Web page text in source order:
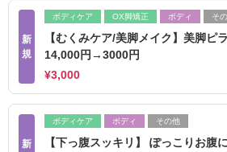
新
規
ボディケア OX脚矯正 ボディ そ
【むくみケア/美脚メイク】美脚ピ
14,000円→3000円
¥3,000
新
ボディケア ボディ その他
【下っ腹スッキリ】 ぽっこりお腹